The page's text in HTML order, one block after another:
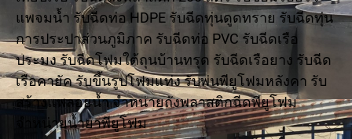
แพจมน้ำ รับฉีดท่อ HDPE รับฉีดทุ่นดูดทราย รับฉีดทุ่น
การประปาส่วนภูมิภาค รับฉีดท่อ PVC รับฉีดเรือ
ประมง รับฉีดโฟมใต้ถุนบ้านทรุด รับฉีดเรือยาง รับฉีด
เรือคายัค รับขึ้นรูปโฟมแท่ง รับพ่นพียูโฟมหลังคา รับ
สร้างแพลอยน้ำ จำหน่ายถังพลาสติกฉีดพียูโฟม
จำหน่ายน้ำยาพียูโฟม